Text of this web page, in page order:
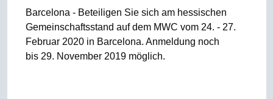
Barcelona - Beteiligen Sie sich am hessischen
Gemeinschaftsstand auf dem MWC vom 24. - 27.
Februar 2020 in Barcelona. Anmeldung noch
bis 29. November 2019 möglich.